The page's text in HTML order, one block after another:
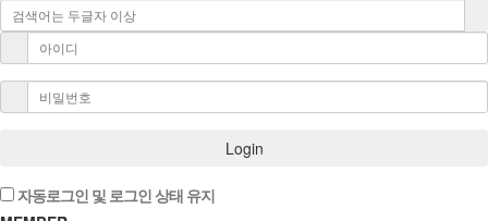
Login
자동로그인 및 로그인 상태 유지